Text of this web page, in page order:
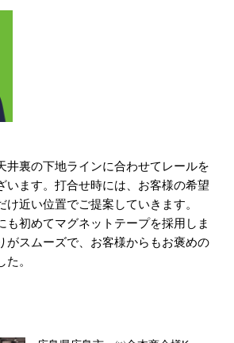
井裏の下地ラインに合わせてレールを
います。打合せ時には、お客様の希望
け近い位置でご提案していきます。
も初めてマグネットテープを採用しま
がスムーズで、お客様からもお褒めの
。